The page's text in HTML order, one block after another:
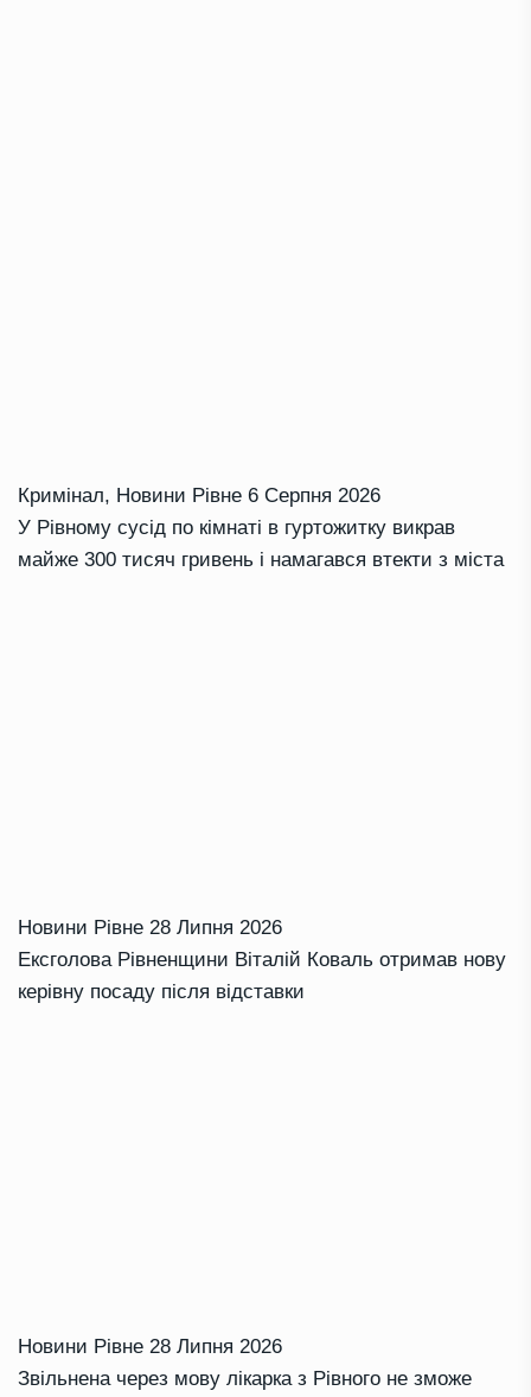
Кримінал, Новини Рівне 6 Серпня 2026
У Рівному сусід по кімнаті в гуртожитку викрав
майже 300 тисяч гривень і намагався втекти з міста
Новини Рівне 28 Липня 2026
Ексголова Рівненщини Віталій Коваль отримав нову
керівну посаду після відставки
Новини Рівне 28 Липня 2026
Звільнена через мову лікарка з Рівного не зможе